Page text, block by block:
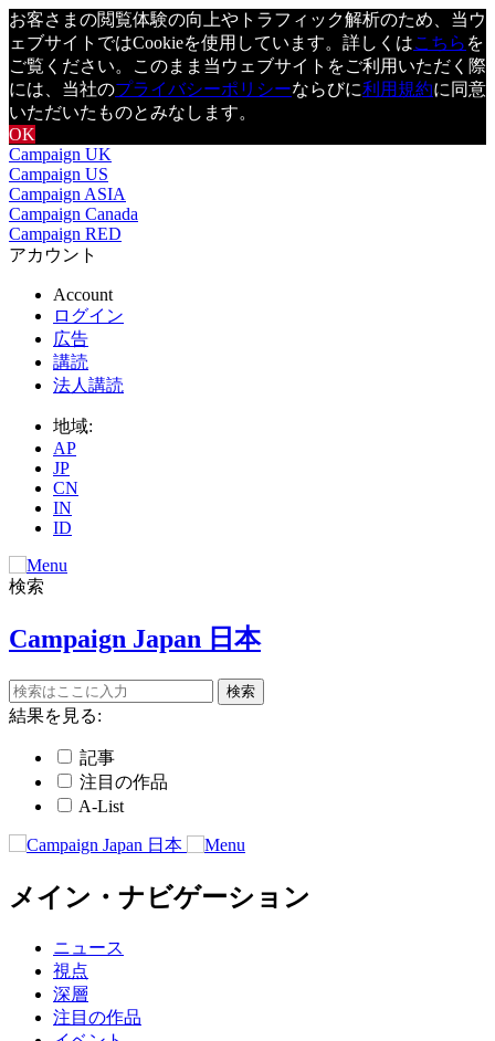
お客さまの閲覧体験の向上やトラフィック解析のため、当ウ
ェブサイトではCookieを使用しています。詳しくはこちら を
ご覧ください。このまま当ウェブサイトをご利用いただく際
には、当社のプライバシーポリシーならびに利用規約に同意
いただいたものとみなします。
OK
Campaign UK
Campaign US
Campaign ASIA
Campaign Canada
Campaign RED
アカウント
Account
ログイン
広告
講読
法人講読
地域:
AP
JP
CN
IN
ID
検索
Campaign Japan 日本
結果を見る:
記事
注目の作品
A-List
メイン・ナビゲーション
ニュース
視点
深層
注目の作品